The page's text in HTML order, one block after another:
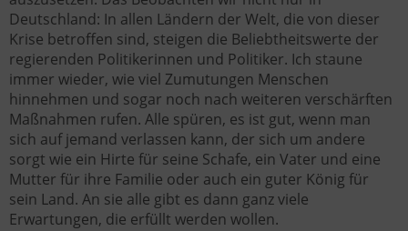
Deutschland: In allen Ländern der Welt, die von dieser
Krise betroffen sind, steigen die Beliebtheitswerte der
regierenden Politikerinnen und Politiker. Ich staune
immer wieder, wie viel Zumutungen Menschen
hinnehmen und sogar noch nach weiteren verschärften
Maßnahmen rufen. Alle spüren, es ist gut, wenn man
sich auf jemand verlassen kann, der sich um andere
sorgt wie ein Hirte für seine Schafe, ein Vater und eine
Mutter für ihre Familie oder auch ein guter König für
sein Land. An sie alle gibt es dann ganz viele
Erwartungen, die erfüllt werden wollen.